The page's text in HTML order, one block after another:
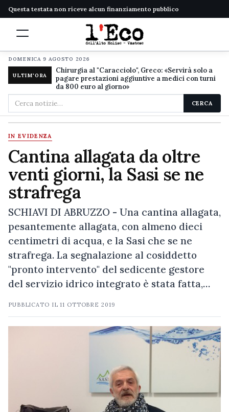
Questa testata non riceve alcun finanziamento pubblico
DOMENICA 9 AGOSTO 2026
ULTIM'ORA
Chirurgia al "Caracciolo", Greco: «Servirà solo a
pagare prestazioni aggiuntive a medici con turni
da 800 euro al giorno»
Cerca
nel
sito
CERCA
IN EVIDENZA
Cantina allagata da oltre
venti giorni, la Sasi se ne
strafrega
SCHIAVI DI ABRUZZO - Una cantina allagata,
pesantemente allagata, con almeno dieci
centimetri di acqua, e la Sasi che se ne
strafrega. La segnalazione al cosiddetto
"pronto intervento" del sedicente gestore
del servizio idrico integrato è stata fatta,…
PUBBLICATO IL11 OTTOBRE 2019